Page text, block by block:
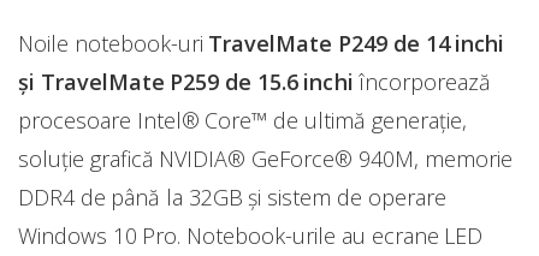
Noile notebook-uri TravelMate P249 de 14 inchi
și TravelMate P259 de 15.6 inchi încorporează
procesoare Intel® Core™ de ultimă generație,
soluție grafică NVIDIA® GeForce® 940M, memorie
DDR4 de până la 32GB și sistem de operare
Windows 10 Pro. Notebook-urile au ecrane LED